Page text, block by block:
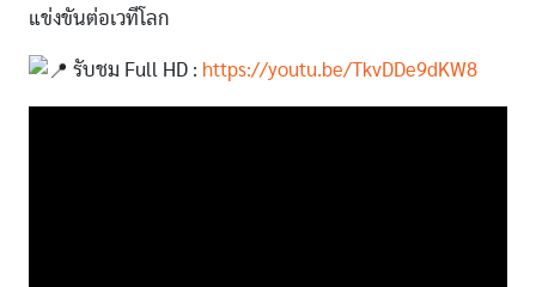
แข่งขันต่อเวทีโลก
รับชม Full HD : https://youtu.be/TkvDDe9dKW8